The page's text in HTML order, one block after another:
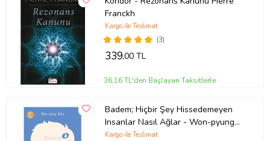
Franckh
(3)
Kargo ile Teslimat
339,00 TL
36,16 TL'den Başlayan Taksitlerle
Badem; Hiçbir Şey Hissedemeyen
Insanlar Nasıl Ağlar - Won-pyung
Sohn - Peta Kitap
Kargo ile Teslimat